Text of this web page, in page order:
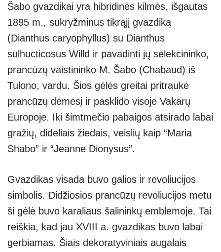
at
s
A
p
p
p
e
e
gr
a
m
er ss
e
n
g
er
ar
e
Šabo gvazdikai yra hibridinės kilmės, išgautas
1895 m., sukryžminus tikrąjį gvazdiką
(Dianthus caryophyllus) su Dianthus
sulhucticosus Willd ir pavadinti jų selekcininko,
prancūzų vaistininko M. Šabo (Chabaud) iš
Tulono, vardu. Šios gėlės greitai pritraukė
prancūzų dėmesį ir pasklido visoje Vakarų
Europoje. Iki šimtmečio pabaigos atsirado labai
gražių, dideliais žiedais, veislių kaip “Maria
Shabo” ir “Jeanne Dionysus”.
Gvazdikas visada buvo galios ir revoliucijos
simbolis. Didžiosios prancūzų revoliucijos metu
ši gėlė buvo karaliaus šalininkų emblemoje. Tai
reiškia, kad jau XVIII a. gvazdikas buvo labai
gerbiamas. Šiais dekoratyviniais augalais